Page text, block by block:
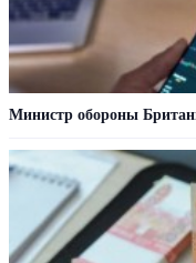
Министр обороны